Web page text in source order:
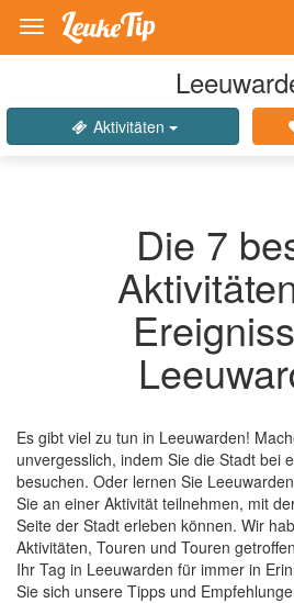
Toggle
navigation
Aktivitäten
Die 7
Es gibt viel zu tun in Leeuwarden!
unvergesslich, indem Sie die Stadt bei
besuchen. Oder lernen Sie
Sie an einer Aktivität teilnehmen, mit
Seite der Stadt erleben können. Wir
Aktivitäten, Touren und Touren
Ihr Tag in Leeuwarden für immer in
Sie sich unsere Tipps und